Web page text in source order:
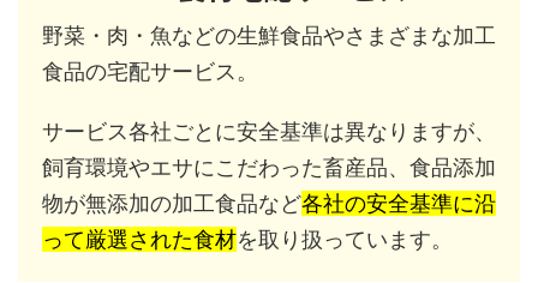
野菜・肉・魚などの生鮮食品やさまざまな加工
食品の宅配サービス。
サービス各社ごとに安全基準は異なりますが、
飼育環境やエサにこだわった畜産品、食品添加
物が無添加の加工食品など各社の安全基準に沿
って厳選された食材を取り扱っています。